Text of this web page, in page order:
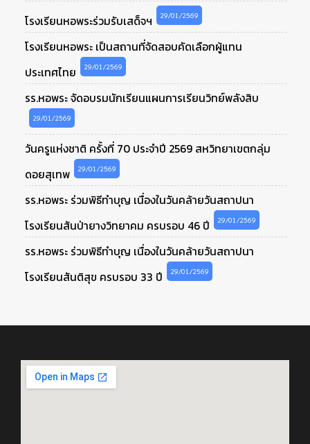
โรงเรียนหอพระร่วมรับเสด็จฯ 29/01/2569
โรงเรียนหอพระ เป็นสถานที่จัดสอบคัดเลือกผู้แทน
ประเทศไทย
29/01/2569
รร.หอพระ จัดอบรมนักเรียนแผนการเรียนวิทย์พลังสิบ
29/01/2569
วันครูแห่งชาติ ครั้งที่ 70 ประจำปี 2569 สหวิทยาเขตกลุ่ม
ดอยสุเทพ
29/01/2569
รร.หอพระ ร่วมพิธีทำบุญ เนื่องในวันคล้ายวันสถาปนา
โรงเรียนสันป่ายางวิทยาคม ครบรอบ 46 ปี
29/01/2569
รร.หอพระ ร่วมพิธีทำบุญ เนื่องในวันคล้ายวันสถาปนา
โรงเรียนสันติสุข ครบรอบ 33 ปี
29/01/2569